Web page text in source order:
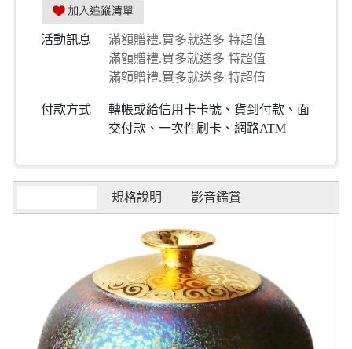
活動訊息
滿額贈禮.買多就送多 特超值
滿額贈禮.買多就送多 特超值
滿額贈禮.買多就送多 特超值
付款方式
轉帳或給信用卡卡號、貨到付款、面
交付款、一次性刷卡、網路ATM
規格說明 影音鑑賞